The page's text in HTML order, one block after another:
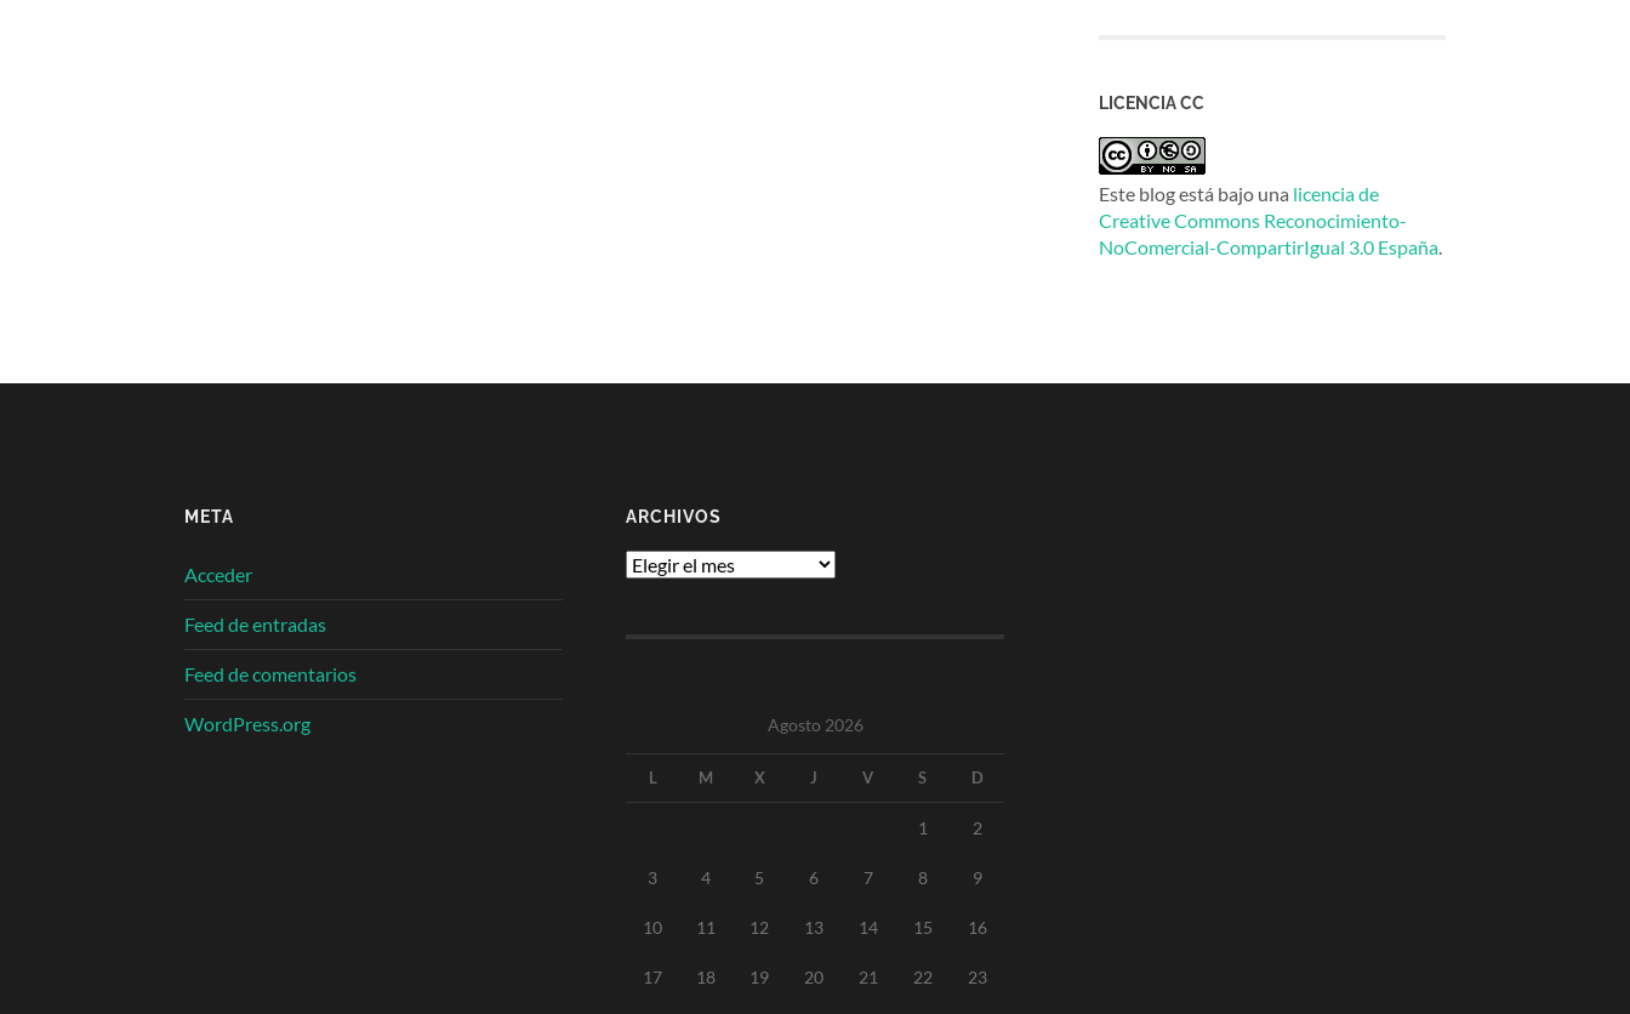
LICENCIA CC
Este blog está bajo una licencia de
Creative Commons Reconocimiento-
NoComercial-CompartirIgual 3.0 España.
META
Acceder
Feed de entradas
Feed de comentarios
WordPress.org
ARCHIVOS
Archivos
Agosto 2026
L M X J V S D
1 2
3 4 5 6 7 8 9
10 11 12 13 14 15 16
17 18 19 20 21 22 23